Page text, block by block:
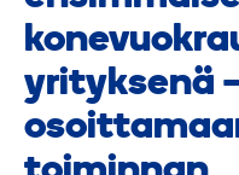
yrityksenä